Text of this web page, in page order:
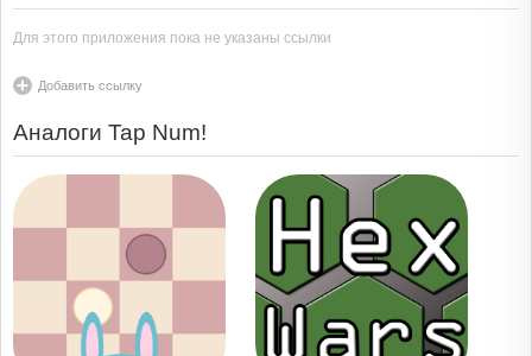
Для этого приложения пока не указаны ссылки
Добавить ссылку
Аналоги Tap Num!